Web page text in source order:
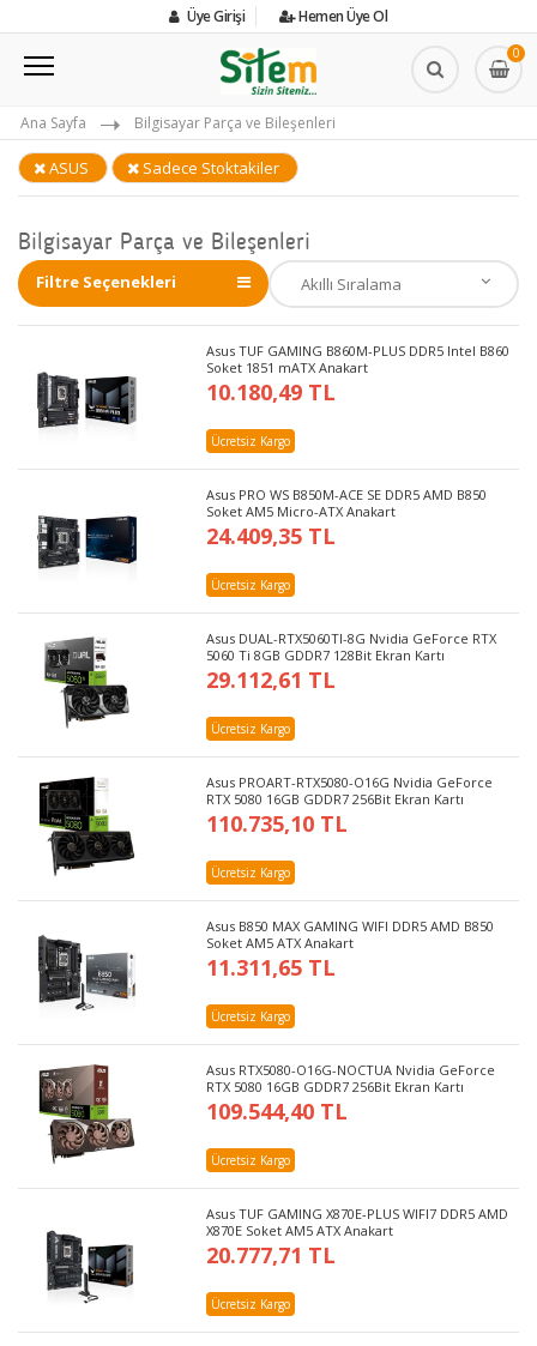
Üye Girişi Hemen Üye Ol
0
Ana Sayfa Bilgisayar Parça ve Bileşenleri
ASUS Sadece Stoktakiler
Bilgisayar Parça ve Bileşenleri
Filtre Seçenekleri
Asus TUF GAMING B860M-PLUS DDR5 Intel B860
Soket 1851 mATX Anakart
10.180,49 TL
Ücretsiz Kargo
Asus PRO WS B850M-ACE SE DDR5 AMD B850
Soket AM5 Micro-ATX Anakart
24.409,35 TL
Ücretsiz Kargo
Asus DUAL-RTX5060TI-8G Nvidia GeForce RTX
5060 Ti 8GB GDDR7 128Bit Ekran Kartı
29.112,61 TL
Ücretsiz Kargo
Asus PROART-RTX5080-O16G Nvidia GeForce
RTX 5080 16GB GDDR7 256Bit Ekran Kartı
110.735,10 TL
Ücretsiz Kargo
Asus B850 MAX GAMING WIFI DDR5 AMD B850
Soket AM5 ATX Anakart
11.311,65 TL
Ücretsiz Kargo
Asus RTX5080-O16G-NOCTUA Nvidia GeForce
RTX 5080 16GB GDDR7 256Bit Ekran Kartı
109.544,40 TL
Ücretsiz Kargo
Asus TUF GAMING X870E-PLUS WIFI7 DDR5 AMD
X870E Soket AM5 ATX Anakart
20.777,71 TL
Ücretsiz Kargo